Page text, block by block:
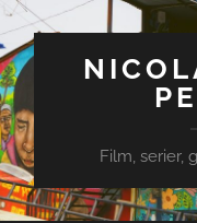
Film, serier,